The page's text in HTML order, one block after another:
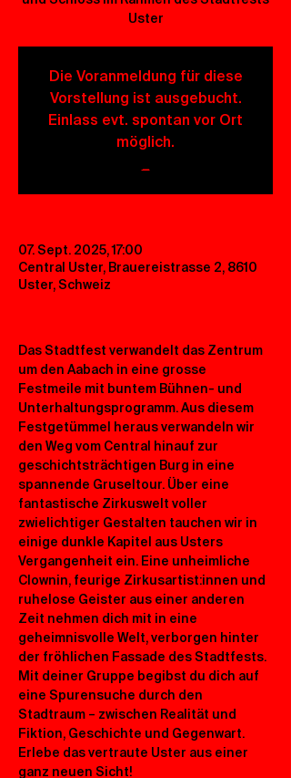
Uster
Die Voranmeldung für diese
Vorstellung ist ausgebucht.
Einlass evt. spontan vor Ort
möglich.
07. Sept. 2025, 17:00
Central Uster, Brauereistrasse 2, 8610
Uster, Schweiz
Das Stadtfest verwandelt das Zentrum
um den Aabach in eine grosse
Festmeile mit buntem Bühnen- und
Unterhaltungsprogramm. Aus diesem
Festgetümmel heraus verwandeln wir
den Weg vom Central hinauf zur
geschichtsträchtigen Burg in eine
spannende Gruseltour. Über eine
fantastische Zirkuswelt voller
zwielichtiger Gestalten tauchen wir in
einige dunkle Kapitel aus Usters
Vergangenheit ein. Eine unheimliche
Clownin, feurige Zirkusartist:innen und
ruhelose Geister aus einer anderen
Zeit nehmen dich mit in eine
geheimnisvolle Welt, verborgen hinter
der fröhlichen Fassade des Stadtfests.
Mit deiner Gruppe begibst du dich auf
eine Spurensuche durch den
Stadtraum – zwischen Realität und
Fiktion, Geschichte und Gegenwart.
Erlebe das vertraute Uster aus einer
ganz neuen Sicht!